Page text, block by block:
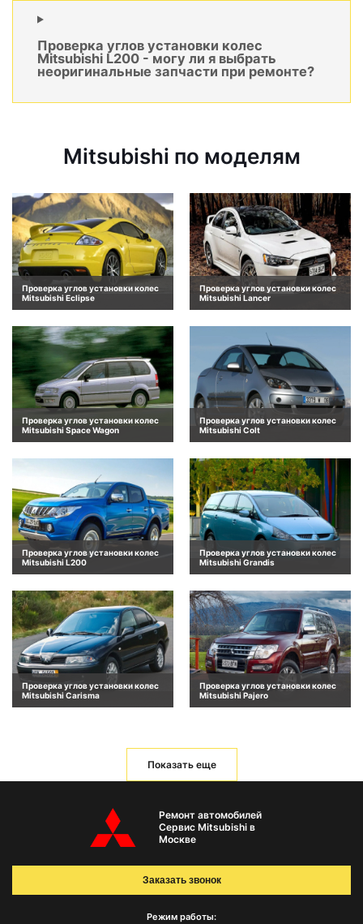
Проверка углов установки колес
Mitsubishi L200 - могу ли я выбрать
неоригинальные запчасти при ремонте?
Mitsubishi по моделям
Проверка углов установки колес
Mitsubishi Eclipse
Проверка углов установки колес
Mitsubishi Lancer
Проверка углов установки колес
Mitsubishi Space Wagon
Проверка углов установки колес
Mitsubishi Colt
Проверка углов установки колес
Mitsubishi L200
Проверка углов установки колес
Mitsubishi Grandis
Проверка углов установки колес
Mitsubishi Carisma
Проверка углов установки колес
Mitsubishi Pajero
Показать еще
Ремонт автомобилей
Сервис Mitsubishi в
Москве
Режим работы:
Заказать звонок